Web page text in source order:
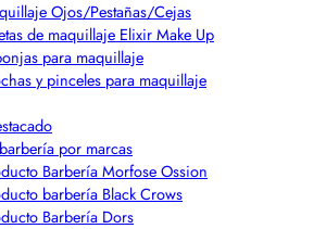
Ojos/Pestañas/Cejas
de maquillaje Elixir Make Up
para maquillaje
y pinceles para maquillaje
por marcas
Barbería Morfose Ossion
barbería Black Crows
Barbería Dors